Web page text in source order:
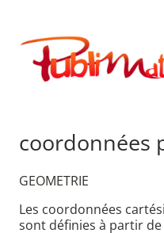
contenu
Publimath
coordonnées
GEOMETRIE
Les coordonnées
sont définies à partir